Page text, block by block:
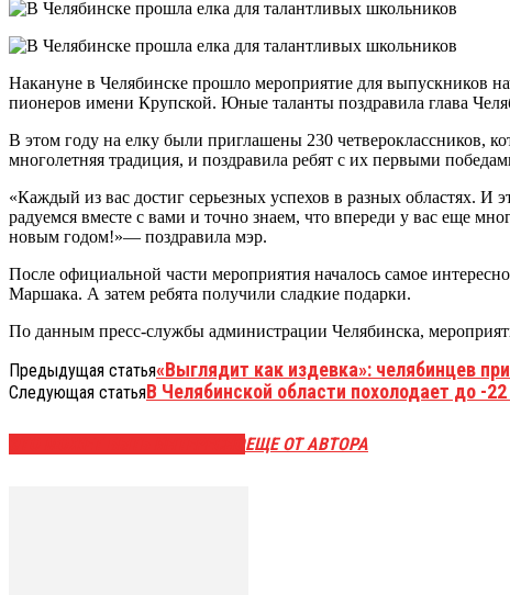
Накануне в Челябинске прошло мероприятие для выпускников
пионеров имени Крупской. Юные таланты поздравила глава
В этом году на елку были приглашены 230 четвероклассников,
многолетняя традиция, и поздравила ребят с их первыми
«Каждый из вас достиг серьезных успехов в разных областях. И
радуемся вместе с вами и точно знаем, что впереди у вас еще
новым годом!»— поздравила мэр.
После официальной части мероприятия началось самое
Маршака. А затем ребята получили сладкие подарки.
По данным пресс-службы администрации Челябинска,
Предыдущая статья«Выглядит как издевка»: челябинцев
Следующая статьяВ Челябинской области похолодает до -
ЕЩЕ ОТ АВТОРА